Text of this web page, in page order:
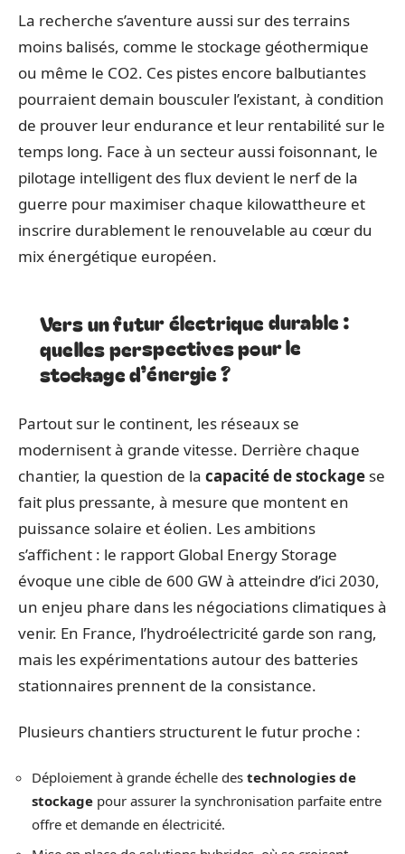
La recherche s’aventure aussi sur des terrains
moins balisés, comme le stockage géothermique
ou même le CO2. Ces pistes encore balbutiantes
pourraient demain bousculer l’existant, à condition
de prouver leur endurance et leur rentabilité sur le
temps long. Face à un secteur aussi foisonnant, le
pilotage intelligent des flux devient le nerf de la
guerre pour maximiser chaque kilowattheure et
inscrire durablement le renouvelable au cœur du
mix énergétique européen.
Vers un futur électrique durable :
quelles perspectives pour le
stockage d’énergie ?
Partout sur le continent, les réseaux se
modernisent à grande vitesse. Derrière chaque
chantier, la question de la capacité de stockage se
fait plus pressante, à mesure que montent en
puissance solaire et éolien. Les ambitions
s’affichent : le rapport Global Energy Storage
évoque une cible de 600 GW à atteindre d’ici 2030,
un enjeu phare dans les négociations climatiques à
venir. En France, l’hydroélectricité garde son rang,
mais les expérimentations autour des batteries
stationnaires prennent de la consistance.
Plusieurs chantiers structurent le futur proche :
Déploiement à grande échelle des technologies de
stockage pour assurer la synchronisation parfaite entre
offre et demande en électricité.